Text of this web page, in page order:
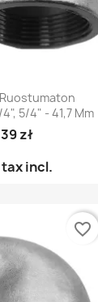
5/4" - 41,7 Mm
zł
incl.
favorite_border